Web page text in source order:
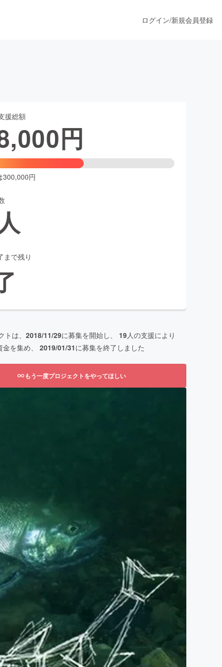
ファッション
ログイン/新規会員登録
援総額
円
300,000円
まで残り
は、 2018/11/29に募集を開始し、 19人の支援により
を集め、 2019/01/31に募集を終了しました
もう一度プロジェクトをやってほしい